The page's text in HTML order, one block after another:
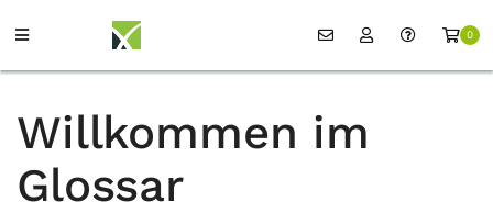
0
Willkommen im
Glossar